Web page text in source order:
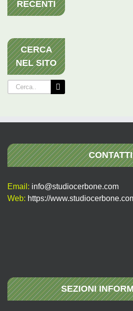
RECENTI
CERCA
NEL SITO
Cerca
per:
CONTATTI
Email: info@studiocerbone.com
Web: https://
SEZIONI